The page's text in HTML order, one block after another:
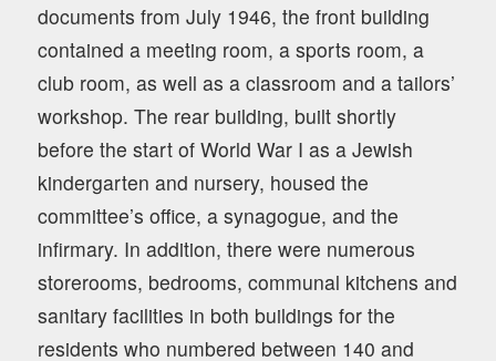
documents from July 1946, the front building
contained a meeting room, a sports room, a
club room, as well as a classroom and a tailors’
workshop. The rear building, built shortly
before the start of World War I as a Jewish
kindergarten and nursery, housed the
committee’s office, a synagogue, and the
infirmary. In addition, there were numerous
storerooms, bedrooms, communal kitchens and
sanitary facilities in both buildings for the
residents who numbered between 140 and